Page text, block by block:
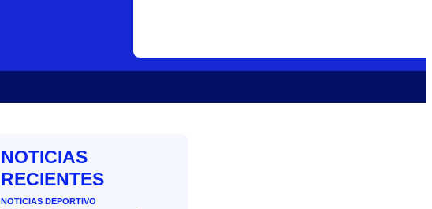
NOTICIAS
RECIENTES
NOTICIAS DEPORTIVO